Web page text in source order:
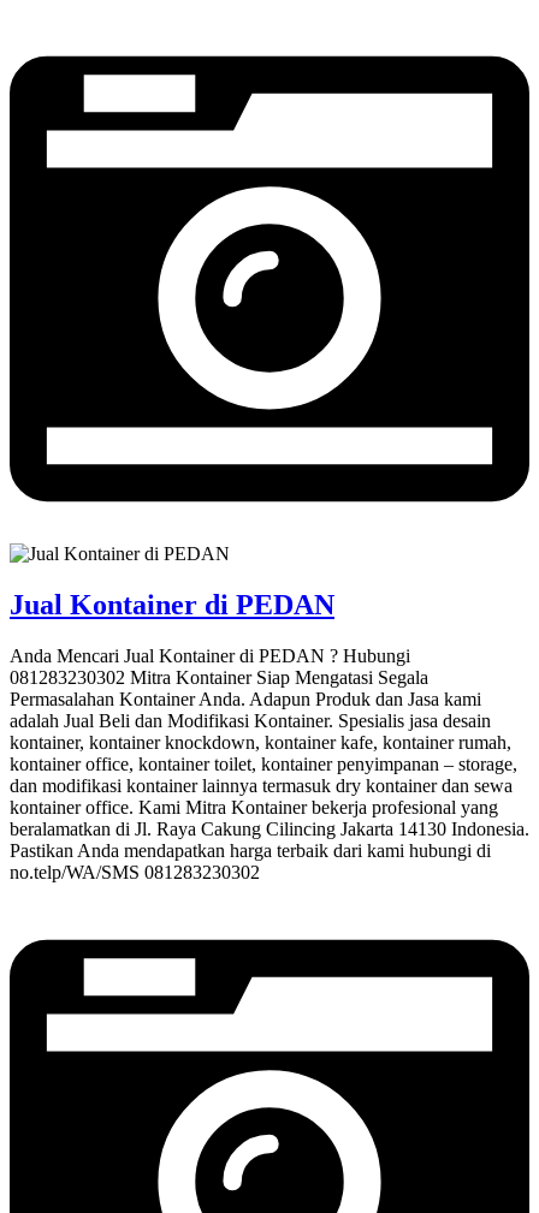
Jual Kontainer di PEDAN
Anda Mencari Jual Kontainer di PEDAN ? Hubungi
081283230302 Mitra Kontainer Siap Mengatasi Segala
Permasalahan Kontainer Anda. Adapun Produk dan Jasa kami
adalah Jual Beli dan Modifikasi Kontainer. Spesialis jasa desain
kontainer, kontainer knockdown, kontainer kafe, kontainer rumah,
kontainer office, kontainer toilet, kontainer penyimpanan – storage,
dan modifikasi kontainer lainnya termasuk dry kontainer dan sewa
kontainer office. Kami Mitra Kontainer bekerja profesional yang
beralamatkan di Jl. Raya Cakung Cilincing Jakarta 14130 Indonesia.
Pastikan Anda mendapatkan harga terbaik dari kami hubungi di
no.telp/WA/SMS 081283230302